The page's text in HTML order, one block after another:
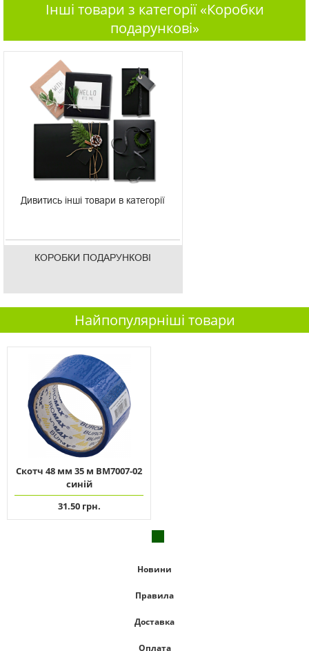
Інші товари з категорії «Коробки
подарункові»
Дивитись інші товари в категорії
КОРОБКИ ПОДАРУНКОВІ
Найпопулярніші товари
Скотч 48 мм 35 м ВМ7007-02
синій
31.50 грн.
Новини
Правила
Доставка
Оплата